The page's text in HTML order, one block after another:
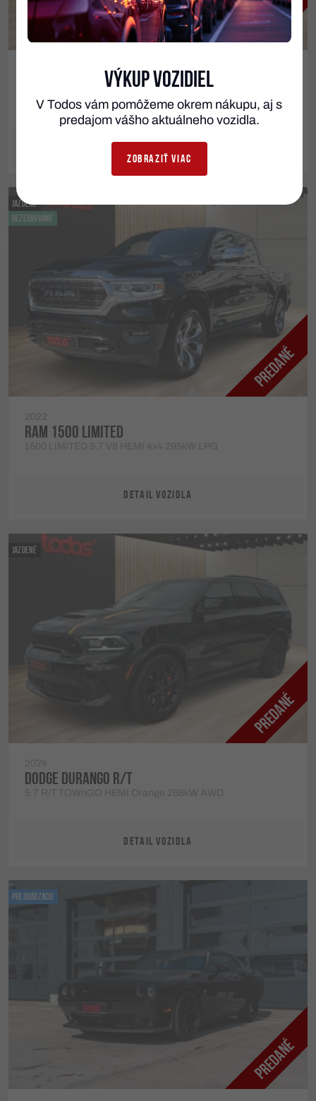
DODGE CHALLENGER
SRT HELLCAT 527kW 6.2 V8 EU verzia
JAZDENÉ
REZERVOVANÉ
RAM 1500 LIMITED
DETAIL VOZIDLA
JAZDENÉ
DODGE DURANGO R/T
DETAIL VOZIDLA
PREDVÁDZACIE
Výkup vozidiel
V Todos vám pomôžeme okrem nákupu, aj s
predajom vášho aktuálneho vozidla.
ZOBRAZIŤ VIAC